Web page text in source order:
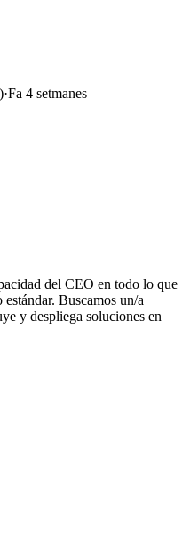
·Fa 4 setmanes
del CEO en todo lo que
Buscamos un/a
y despliega soluciones en